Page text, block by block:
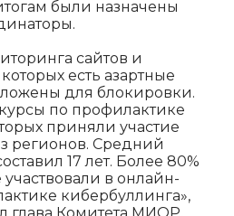
были назначены
сайтов и
есть азартные
для блокировки.
по профилактике
приняли участие
регионов. Средний
17 лет. Более 80%
в онлайн-
кибербуллинга»,